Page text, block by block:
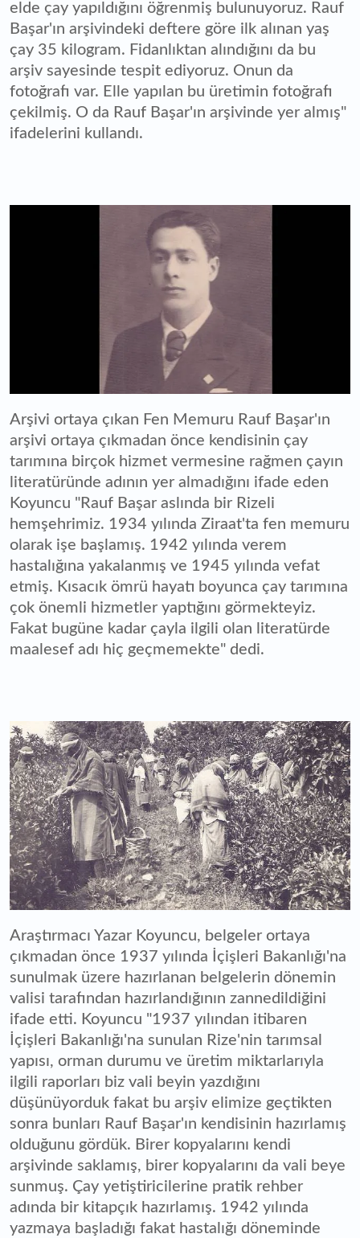
elde çay yapıldığını öğrenmiş bulunuyoruz. Rauf
Başar'ın arşivindeki deftere göre ilk alınan yaş
çay 35 kilogram. Fidanlıktan alındığını da bu
arşiv sayesinde tespit ediyoruz. Onun da
fotoğrafı var. Elle yapılan bu üretimin fotoğrafı
çekilmiş. O da Rauf Başar'ın arşivinde yer almış"
ifadelerini kullandı.
Arşivi ortaya çıkan Fen Memuru Rauf Başar'ın
arşivi ortaya çıkmadan önce kendisinin çay
tarımına birçok hizmet vermesine rağmen çayın
literatüründe adının yer almadığını ifade eden
Koyuncu "Rauf Başar aslında bir Rizeli
hemşehrimiz. 1934 yılında Ziraat'ta fen memuru
olarak işe başlamış. 1942 yılında verem
hastalığına yakalanmış ve 1945 yılında vefat
etmiş. Kısacık ömrü hayatı boyunca çay tarımına
çok önemli hizmetler yaptığını görmekteyiz.
Fakat bugüne kadar çayla ilgili olan literatürde
maalesef adı hiç geçmemekte" dedi.
Araştırmacı Yazar Koyuncu, belgeler ortaya
çıkmadan önce 1937 yılında İçişleri Bakanlığı'na
sunulmak üzere hazırlanan belgelerin dönemin
valisi tarafından hazırlandığının zannedildiğini
ifade etti. Koyuncu "1937 yılından itibaren
İçişleri Bakanlığı'na sunulan Rize'nin tarımsal
yapısı, orman durumu ve üretim miktarlarıyla
ilgili raporları biz vali beyin yazdığını
düşünüyorduk fakat bu arşiv elimize geçtikten
sonra bunları Rauf Başar'ın kendisinin hazırlamış
olduğunu gördük. Birer kopyalarını kendi
arşivinde saklamış, birer kopyalarını da vali beye
sunmuş. Çay yetiştiricilerine pratik rehber
adında bir kitapçık hazırlamış. 1942 yılında
yazmaya başladığı fakat hastalığı döneminde